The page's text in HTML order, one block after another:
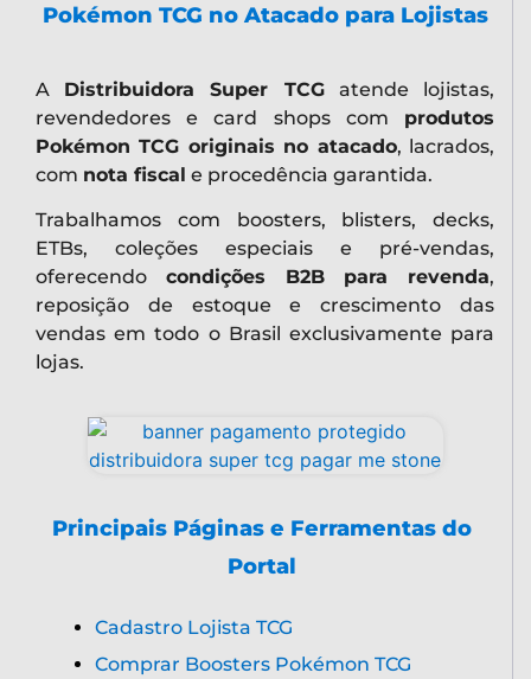
Pokémon TCG no Atacado para Lojistas
A Distribuidora Super TCGatende lojistas,
revendedores e card shops com produtos
Pokémon TCG originais no atacado, lacrados,
com nota fiscal e procedência garantida.
Trabalhamos com boosters, blisters, decks,
ETBs, coleções especiais e pré-vendas,
oferecendo condições B2B para revenda,
reposição de estoque e crescimento das
vendas em todo o Brasil exclusivamente para
lojas.
Principais Páginas e Ferramentas do
Portal
Cadastro Lojista TCG
Comprar Boosters Pokémon TCG